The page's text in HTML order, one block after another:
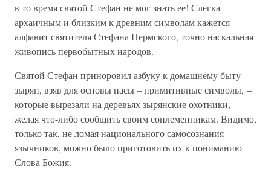
в то время святой Стефан не мог знать ее! Слегка
архаичным и близким к древним символам кажется
алфавит святителя Стефана Пермского, точно наскальная
живопись первобытных народов.
Святой Стефан приноровил азбуку к домашнему быту
зырян, взяв для основы пасы – примитивные символы, –
которые вырезали на деревьях зырянские охотники,
желая что-либо сообщить своим соплеменникам. Видимо,
только так, не ломая национального самосознания
язычников, можно было приготовить их к пониманию
Слова Божия.